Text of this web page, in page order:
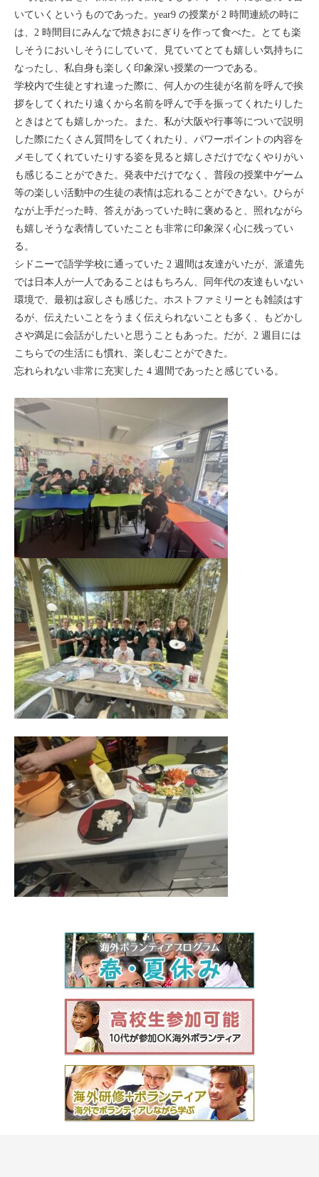
いていくというものであった。year9 の授業が 2 時間連続の時に
は、2 時間目にみんなで焼きおにぎりを作って食べた。とても楽
しそうにおいしそうにしていて、見ていてとても嬉しい気持ちに
なったし、私自身も楽しく印象深い授業の一つである。
学校内で生徒とすれ違った際に、何人かの生徒が名前を呼んで挨
拶をしてくれたり遠くから名前を呼んで手を振ってくれたりした
ときはとても嬉しかった。また、私が大阪や行事等についで説明
した際にたくさん質問をしてくれたり、パワーポイントの内容を
メモしてくれていたりする姿を見ると嬉しさだけでなくやりがい
も感じることができた。発表中だけでなく、普段の授業中ゲーム
等の楽しい活動中の生徒の表情は忘れることができない。ひらが
なが上手だった時、答えがあっていた時に褒めると、照れながら
も嬉しそうな表情していたことも非常に印象深く心に残ってい
る。
シドニーで語学学校に通っていた 2 週間は友達がいたが、派遣先
では日本人が一人であることはもちろん、同年代の友達もいない
環境で、最初は寂しさも感じた。ホストファミリーとも雑談はす
るが、伝えたいことをうまく伝えられないことも多く、もどかし
さや満足に会話がしたいと思うこともあった。だが、2 週目には
こちらでの生活にも慣れ、楽しむことができた。
忘れられない非常に充実した 4 週間であったと感じている。